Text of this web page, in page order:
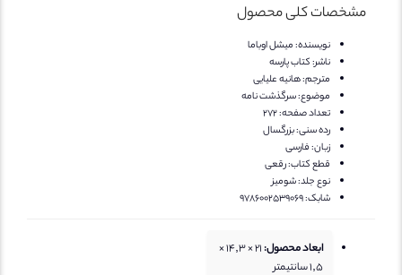
مشخصات کلی محصول
نویسنده:میشل اوباما
ناشر: کتاب پارسه
مترجم: هانیه علیایی
موضوع:سرگذشت نامه
تعداد صفحه:272
رده سنی:بزرگسال
زبان: فارسی
قطع کتاب:رقعی
نوع جلد:شومیز
شابک:
ابعاد محصول:
21 × 14,3 ×